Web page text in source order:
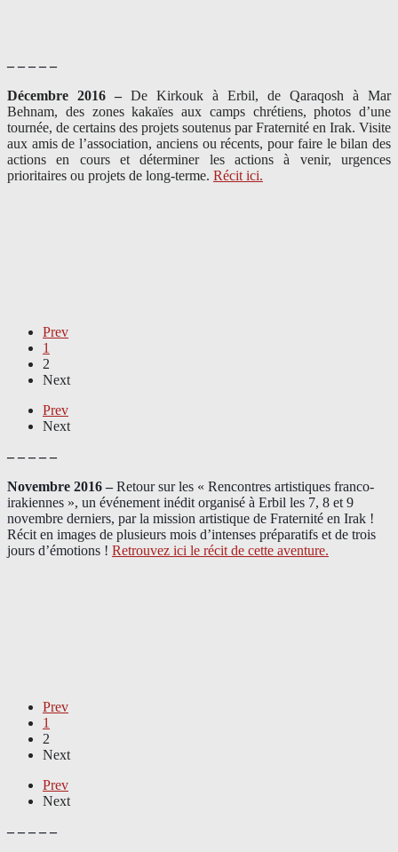
– – – – –
Décembre 2016 – De Kirkouk à Erbil, de Qaraqosh à Mar
Behnam, des zones kakaïes aux camps chrétiens, photos d’une
tournée, de certains des projets soutenus par Fraternité en Irak. Visite
aux amis de l’association, anciens ou récents, pour faire le bilan des
actions en cours et déterminer les actions à venir, urgences
prioritaires ou projets de long-terme. Récit ici.
Prev
1
2
Next
Prev
Next
– – – – –
Novembre 2016 – Retour sur les « Rencontres artistiques franco-
irakiennes », un événement inédit organisé à Erbil les 7, 8 et 9
novembre derniers, par la mission artistique de Fraternité en Irak !
Récit en images de plusieurs mois d’intenses préparatifs et de trois
jours d’émotions ! Retrouvez ici le récit de cette aventure.
Prev
1
2
Next
Prev
Next
– – – – –